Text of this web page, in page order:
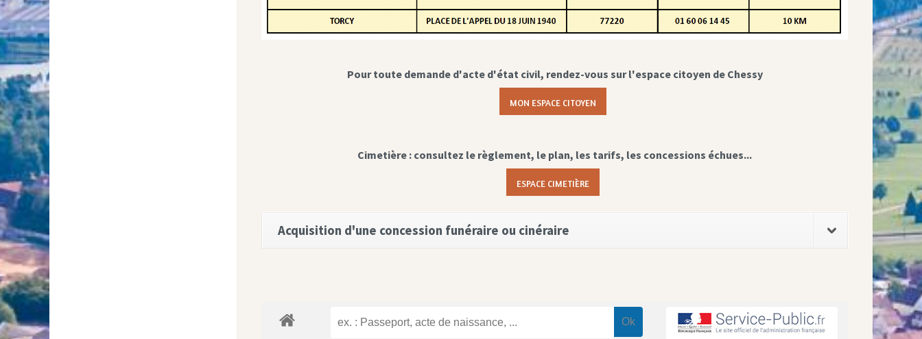
Pour toute demande d'acte d'état civil, rendez-vous sur l'espace citoyen de Chessy
MON ESPACE CITOYEN
Cimetière : consultez le règlement, le plan, les tarifs, les concessions échues...
ESPACE CIMETIÈRE
Acquisition d'une concession funéraire ou cinéraire